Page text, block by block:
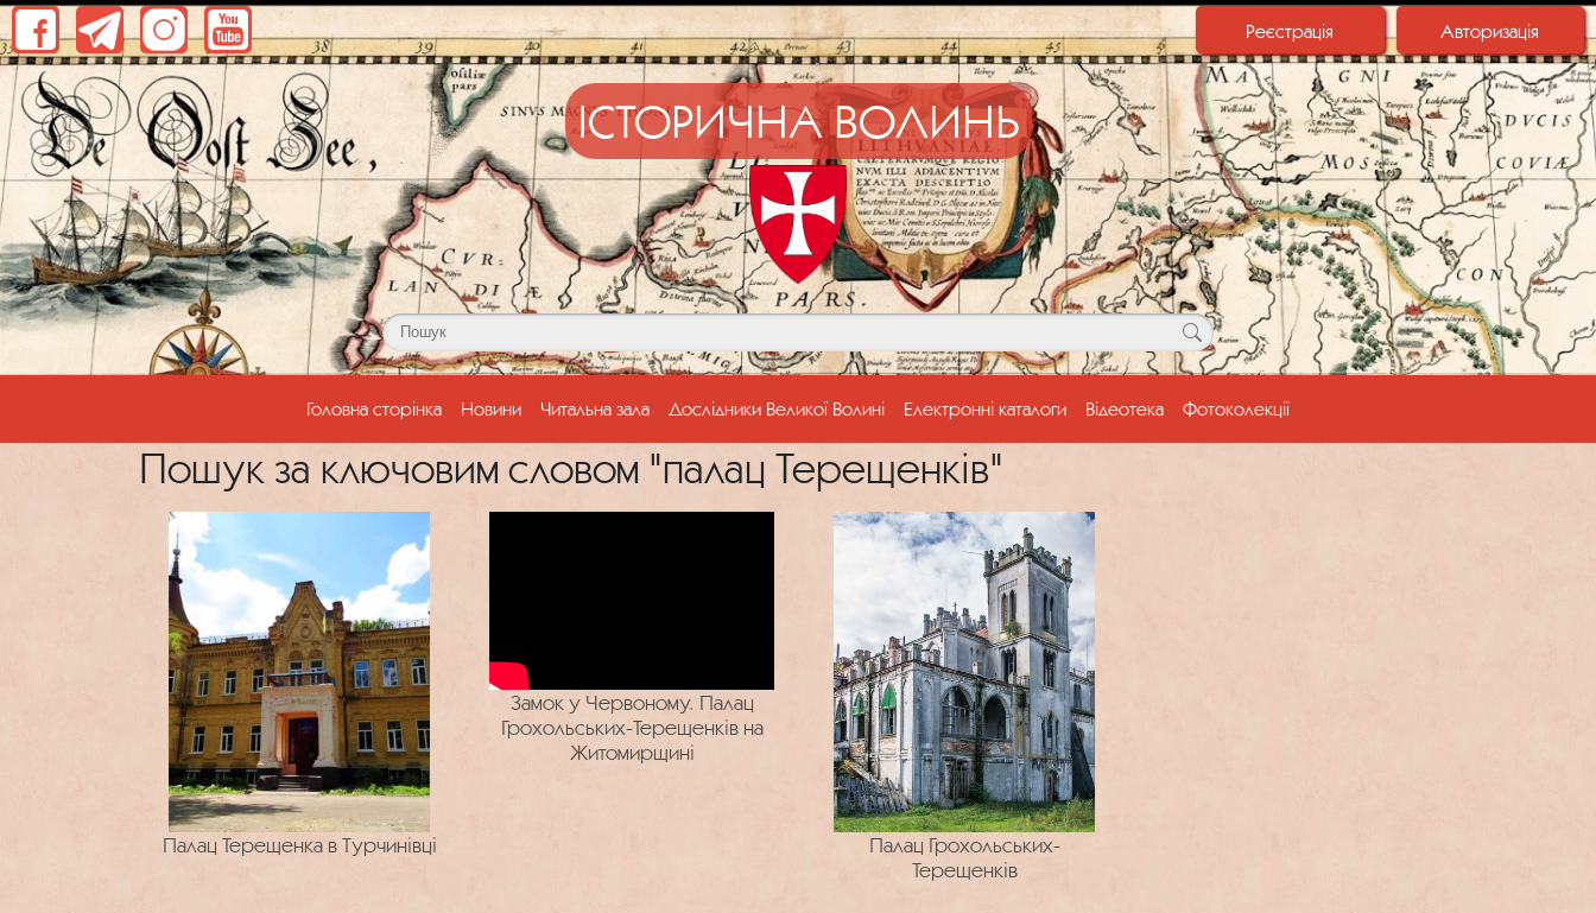
Авторизація
Реєстрація
ІСТОРИЧНА ВОЛИНЬ
Головна сторінка(current)
Новини Читальна зала Дослідники Великої Волині Електронні каталоги Відеотека Фотоколекції
Пошук за ключовим словом "палац Терещенків"
Палац Терещенка в Турчинівці
Замок у Червоному. Палац
Грохольських-Терещенків на
Житомирщині
Палац Грохольських-
Терещенків